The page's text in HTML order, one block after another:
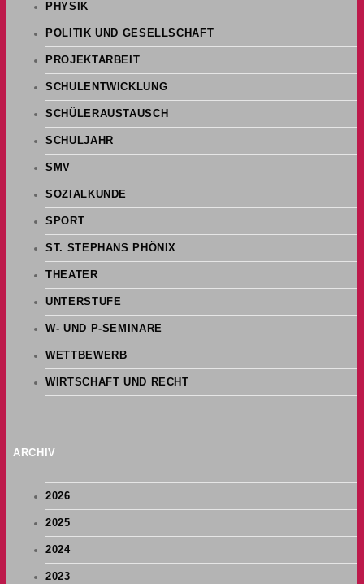
PHYSIK
POLITIK UND GESELLSCHAFT
PROJEKTARBEIT
SCHULENTWICKLUNG
SCHÜLERAUSTAUSCH
SCHULJAHR
SMV
SOZIALKUNDE
SPORT
ST. STEPHANS PHÖNIX
THEATER
UNTERSTUFE
W- UND P-SEMINARE
WETTBEWERB
WIRTSCHAFT UND RECHT
ARCHIV
2026
2025
2024
2023